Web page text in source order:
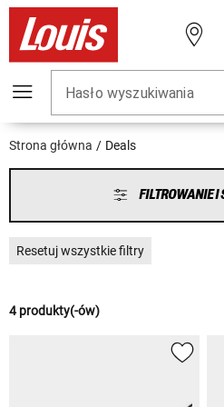
Hasło wyszukiwania
Strona główna Deals
FILTROWANIE I
Resetuj wszystkie filtry
4 produkty(-ów)